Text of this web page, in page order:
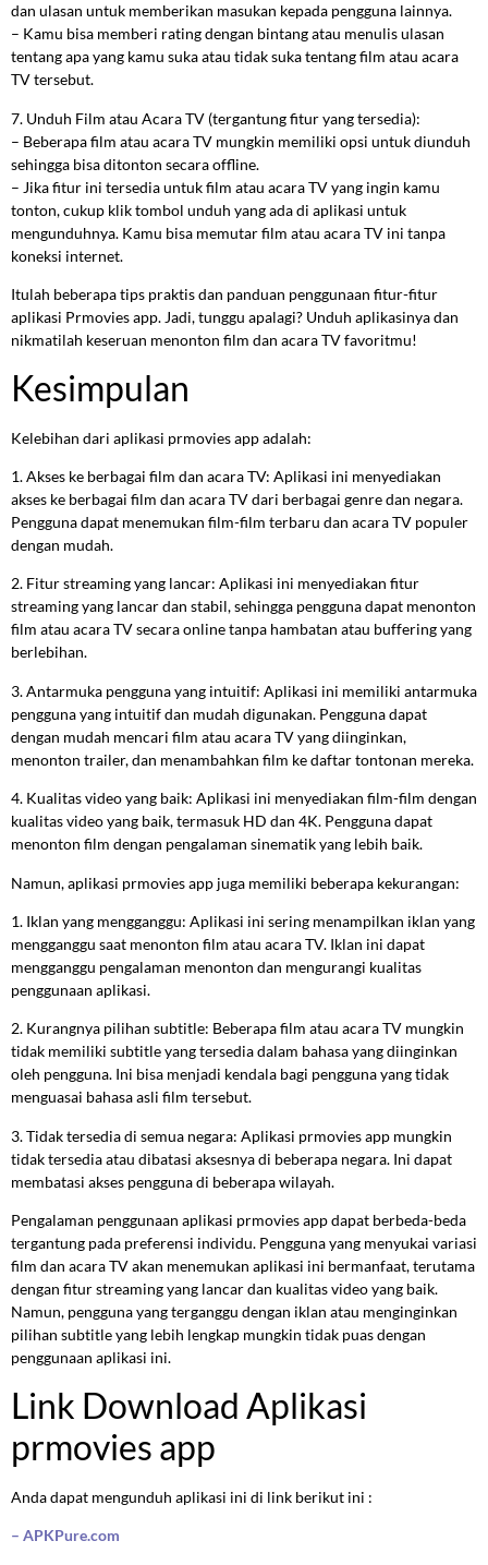
dan ulasan untuk memberikan masukan kepada pengguna lainnya.
– Kamu bisa memberi rating dengan bintang atau menulis ulasan
tentang apa yang kamu suka atau tidak suka tentang film atau acara
TV tersebut.
7. Unduh Film atau Acara TV (tergantung fitur yang tersedia):
– Beberapa film atau acara TV mungkin memiliki opsi untuk diunduh
sehingga bisa ditonton secara offline.
– Jika fitur ini tersedia untuk film atau acara TV yang ingin kamu
tonton, cukup klik tombol unduh yang ada di aplikasi untuk
mengunduhnya. Kamu bisa memutar film atau acara TV ini tanpa
koneksi internet.
Itulah beberapa tips praktis dan panduan penggunaan fitur-fitur
aplikasi Prmovies app. Jadi, tunggu apalagi? Unduh aplikasinya dan
nikmatilah keseruan menonton film dan acara TV favoritmu!
Kesimpulan
Kelebihan dari aplikasi prmovies app adalah:
1. Akses ke berbagai film dan acara TV: Aplikasi ini menyediakan
akses ke berbagai film dan acara TV dari berbagai genre dan negara.
Pengguna dapat menemukan film-film terbaru dan acara TV populer
dengan mudah.
2. Fitur streaming yang lancar: Aplikasi ini menyediakan fitur
streaming yang lancar dan stabil, sehingga pengguna dapat menonton
film atau acara TV secara online tanpa hambatan atau buffering yang
berlebihan.
3. Antarmuka pengguna yang intuitif: Aplikasi ini memiliki antarmuka
pengguna yang intuitif dan mudah digunakan. Pengguna dapat
dengan mudah mencari film atau acara TV yang diinginkan,
menonton trailer, dan menambahkan film ke daftar tontonan mereka.
4. Kualitas video yang baik: Aplikasi ini menyediakan film-film dengan
kualitas video yang baik, termasuk HD dan 4K. Pengguna dapat
menonton film dengan pengalaman sinematik yang lebih baik.
Namun, aplikasi prmovies app juga memiliki beberapa kekurangan:
1. Iklan yang mengganggu: Aplikasi ini sering menampilkan iklan yang
mengganggu saat menonton film atau acara TV. Iklan ini dapat
mengganggu pengalaman menonton dan mengurangi kualitas
penggunaan aplikasi.
2. Kurangnya pilihan subtitle: Beberapa film atau acara TV mungkin
tidak memiliki subtitle yang tersedia dalam bahasa yang diinginkan
oleh pengguna. Ini bisa menjadi kendala bagi pengguna yang tidak
menguasai bahasa asli film tersebut.
3. Tidak tersedia di semua negara: Aplikasi prmovies app mungkin
tidak tersedia atau dibatasi aksesnya di beberapa negara. Ini dapat
membatasi akses pengguna di beberapa wilayah.
Pengalaman penggunaan aplikasi prmovies app dapat berbeda-beda
tergantung pada preferensi individu. Pengguna yang menyukai variasi
film dan acara TV akan menemukan aplikasi ini bermanfaat, terutama
dengan fitur streaming yang lancar dan kualitas video yang baik.
Namun, pengguna yang terganggu dengan iklan atau menginginkan
pilihan subtitle yang lebih lengkap mungkin tidak puas dengan
penggunaan aplikasi ini.
Link Download Aplikasi
prmovies app
Anda dapat mengunduh aplikasi ini di link berikut ini :
– APKPure.com